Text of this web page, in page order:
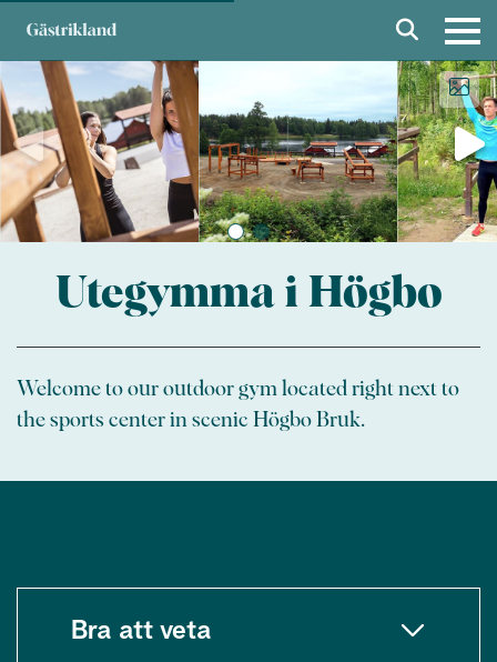
Utegymma i Högbo
Welcome to our outdoor gym located right next to
the sports center in scenic Högbo Bruk.
Bra att veta